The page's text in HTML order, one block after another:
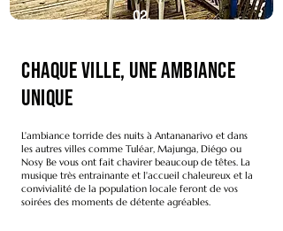
02.
Chaque ville, une ambiance
unique
L'ambiance torride des nuits à Antananarivo et dans
les autres villes comme Tuléar, Majunga, Diégo ou
Nosy Be vous ont fait chavirer beaucoup de têtes. La
musique très entrainante et l'accueil chaleureux et la
convivialité de la population locale feront de vos
soirées des moments de détente agréables.